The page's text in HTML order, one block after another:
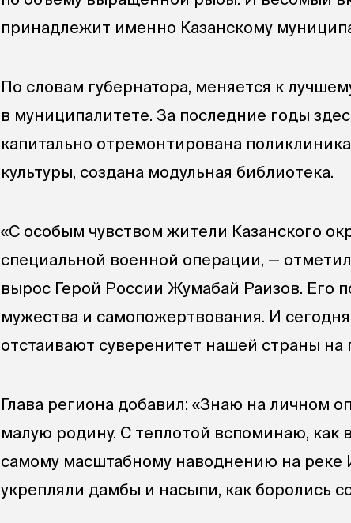
принадлежит именно Казанскому
По словам губернатора, меняется к
в муниципалитете. За последние годы
капитально отремонтирована
культуры, создана модульная библиотека.
«С особым чувством жители Казанского
специальной военной операции, —
вырос Герой России Жумабай Раизов. Его
мужества и самопожертвования. И
отстаивают суверенитет нашей страны на
Глава региона добавил: «Знаю на личном
малую родину. С теплотой вспоминаю, как
самому масштабному наводнению на реке
укрепляли дамбы и насыпи, как боролись